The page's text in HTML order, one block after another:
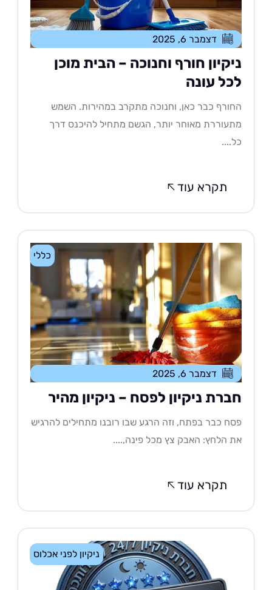
דצמבר 6, 2025
חורף וחנוכה – הבית מוכן
עונה
כבר כאן, וחנוכה מתקרב במהירות. השמש
מאוחר יותר, הגשם מתחיל להיכנס דרך
תקרא עוד
כללי
דצמבר 6, 2025
ניקיון לפסח – ניקיון מהיר
כבר בפתח, וזה הרגע שבו רובנו מתחילים להרגיש
הלחץ: האבק צץ מכל פינה,....
תקרא עוד
ניקיון לפני אכלוס